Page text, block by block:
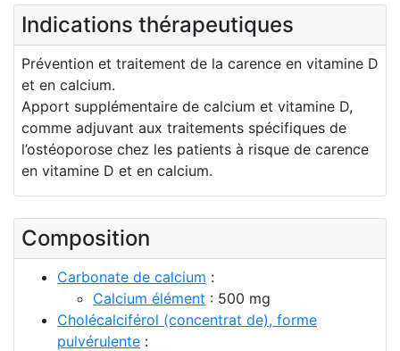
Indications thérapeutiques
Prévention et traitement de la carence en vitamine D
et en calcium.
Apport supplémentaire de calcium et vitamine D,
comme adjuvant aux traitements spécifiques de
l’ostéoporose chez les patients à risque de carence
en vitamine D et en calcium.
Composition
Carbonate de calcium :
Calcium élément : 500 mg
Cholécalciférol (concentrat de), forme
pulvérulente :